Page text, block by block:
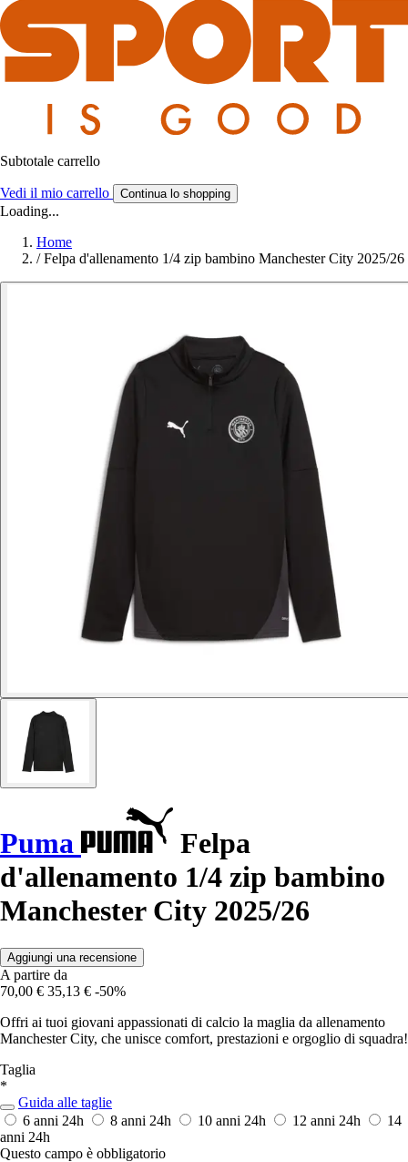
Subtotale carrello
Vedi il mio carrello Continua lo shopping
Loading...
Home
/ Felpa d'allenamento 1/4 zip bambino Manchester City 2025/26
Puma
Felpa
d'allenamento 1/4 zip bambino
Manchester City 2025/26
Aggiungi una recensione
A partire da
70,00 € 35,13 € -50%
Offri ai tuoi giovani appassionati di calcio la maglia da allenamento
Manchester City, che unisce comfort, prestazioni e orgoglio di squadra!
Taglia
*
Guida alle taglie
6 anni 24h 8 anni 24h 10 anni 24h 12 anni 24h
14
anni 24h
Questo campo è obbligatorio